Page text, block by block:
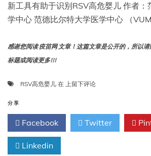
新工具有助于识别RSV高危婴儿 作者：
学中心 范德比尔特大学医学中心 （
感谢您阅读 疫苗网 文章！这篇文章是公开的，所以
标题或阅读更多!!!
RSV高危婴儿 在 新
有
于
上留下评论
分享
Facebook Twitter
Linkedin